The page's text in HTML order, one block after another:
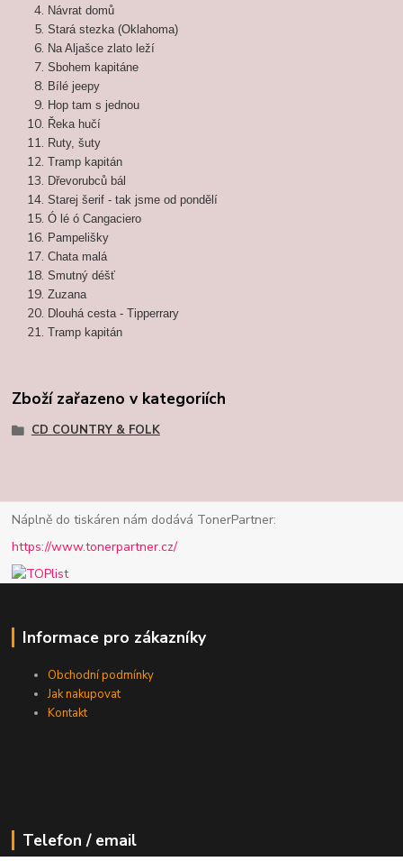
Návrat domů
Stará stezka (Oklahoma)
Na Aljašce zlato leží
Sbohem kapitáne
Bílé jeepy
Hop tam s jednou
Řeka hučí
Ruty, šuty
Tramp kapitán
Dřevorubců bál
Starej šerif - tak jsme od pondělí
Ó lé ó Cangaciero
Pampelišky
Chata malá
Smutný déšť
Zuzana
Dlouhá cesta - Tipperrary
Tramp kapitán
Zboží zařazeno v kategoriích
CD COUNTRY & FOLK
Náplně do tiskáren nám dodává TonerPartner:
https://www.tonerpartner.cz/
Informace pro zákazníky
Obchodní podmínky
Jak nakupovat
Kontakt
Telefon / email